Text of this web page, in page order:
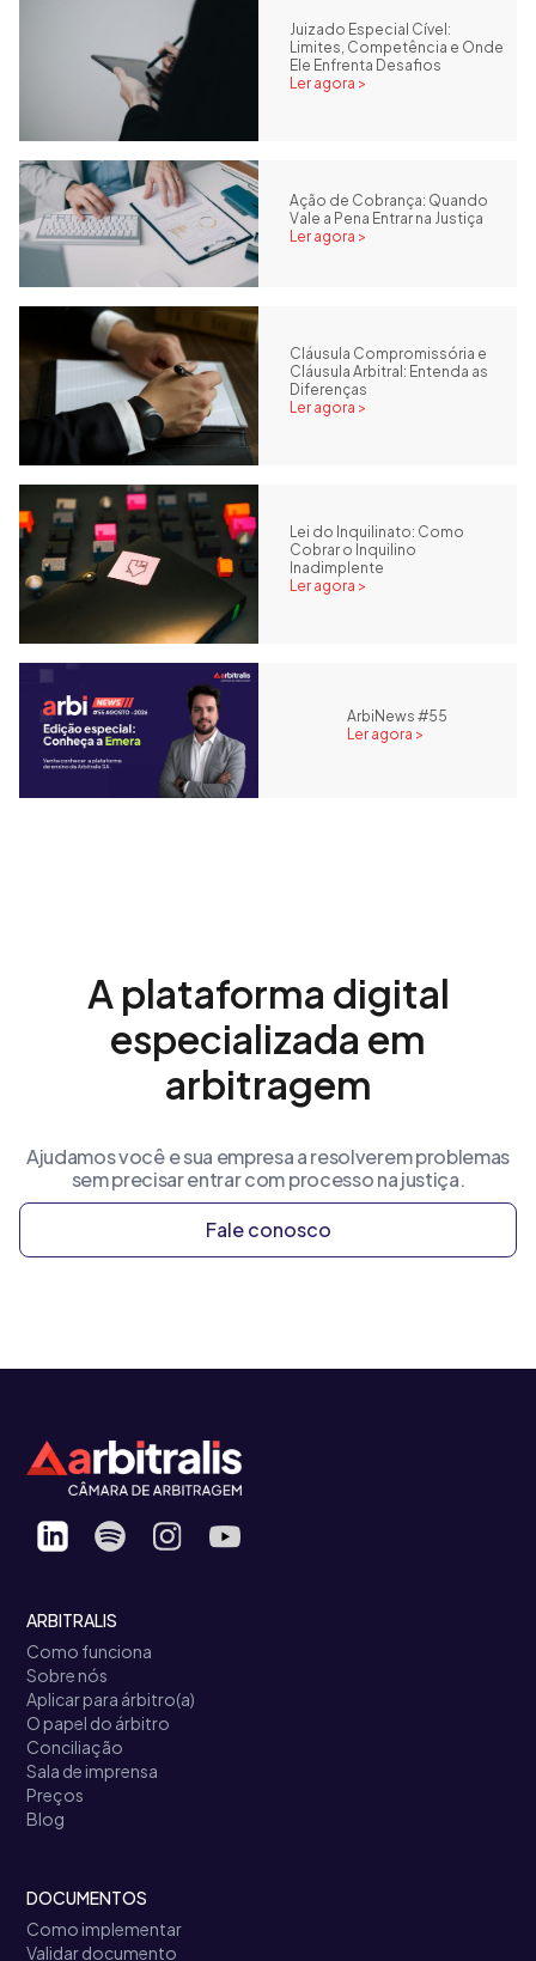
Juizado Especial Cível:
Limites, Competência e Onde
Ele Enfrenta Desafios
Ler agora >
Ação de Cobrança: Quando
Vale a Pena Entrar na Justiça
Ler agora >
Cláusula Compromissória e
Cláusula Arbitral: Entenda as
Diferenças
Ler agora >
Lei do Inquilinato: Como
Cobrar o Inquilino
Inadimplente
Ler agora >
ArbiNews #55
Ler agora >
A plataforma digital
especializada em
arbitragem
Ajudamos você e sua empresa a resolverem problemas
sem precisar entrar com processo na justiça.
Fale conosco
ARBITRALIS
Como funciona
Sobre nós
Aplicar para árbitro(a)
O papel do árbitro
Conciliação
Sala de imprensa
Preços
Blog
DOCUMENTOS
Como implementar
Validar documento